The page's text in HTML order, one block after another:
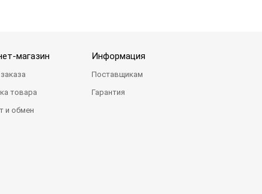
магазин
товара
и обмен
Информация
Поставщикам
Гарантия